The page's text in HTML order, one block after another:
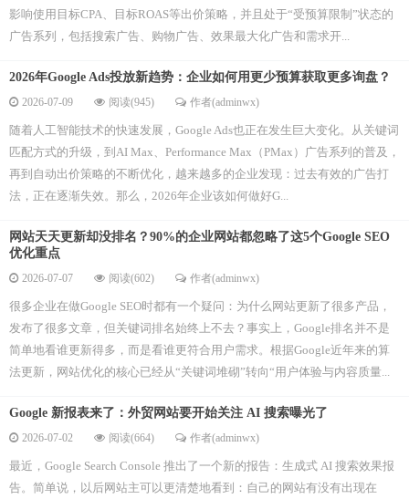
影响使用目标CPA、目标ROAS等出价策略，并且处于“受预算限制”状态的
广告系列，包括搜索广告、购物广告、效果最大化广告和需求开...
2026年Google Ads投放新趋势：企业如何用更少预算获取更多询盘？
2026-07-09 阅读(945) 作者(adminwx)
随着人工智能技术的快速发展，Google Ads也正在发生巨大变化。从关键词
匹配方式的升级，到AI Max、Performance Max（PMax）广告系列的普及，
再到自动出价策略的不断优化，越来越多的企业发现：过去有效的广告打
法，正在逐渐失效。那么，2026年企业该如何做好G...
网站天天更新却没排名？90%的企业网站都忽略了这5个Google SEO
优化重点
2026-07-07 阅读(602) 作者(adminwx)
很多企业在做Google SEO时都有一个疑问：为什么网站更新了很多产品，
发布了很多文章，但关键词排名始终上不去？事实上，Google排名并不是
简单地看谁更新得多，而是看谁更符合用户需求。根据Google近年来的算
法更新，网站优化的核心已经从“关键词堆砌”转向“用户体验与内容质量...
Google 新报表来了：外贸网站要开始关注 AI 搜索曝光了
2026-07-02 阅读(664) 作者(adminwx)
最近，Google Search Console 推出了一个新的报告：生成式 AI 搜索效果报
告。简单说，以后网站主可以更清楚地看到：自己的网站有没有出现在